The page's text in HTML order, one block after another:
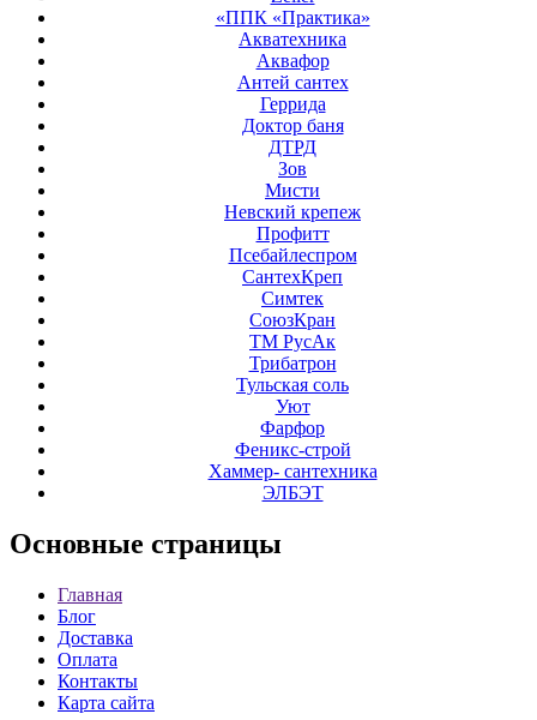
«ППК «Практика»
Акватехника
Аквафор
Антей сантех
Геррида
Доктор баня
ДТРД
Зов
Мисти
Невский крепеж
Профитт
Псебайлеспром
СантехКреп
Симтек
СоюзКран
ТМ РусАк
Трибатрон
Тульская соль
Уют
Фарфор
Феникс-строй
Хаммер- сантехника
ЭЛБЭТ
Основные страницы
Главная
Блог
Доставка
Оплата
Контакты
Карта сайта